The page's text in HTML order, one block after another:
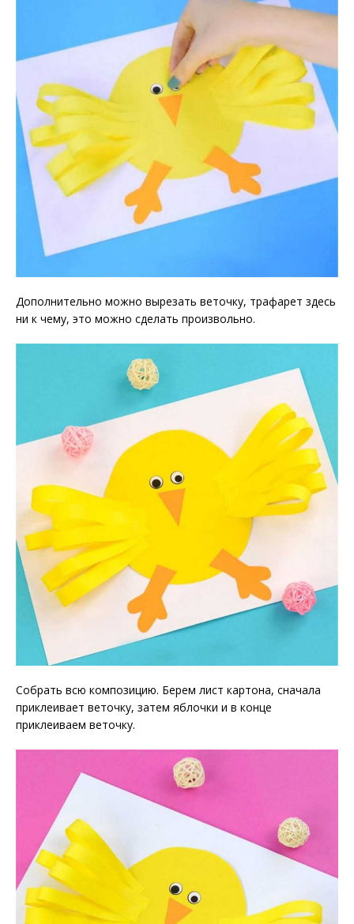
Дополнительно можно вырезать веточку, трафарет здесь
ни к чему, это можно сделать произвольно.
Собрать всю композицию. Берем лист картона, сначала
приклеивает веточку, затем яблочки и в конце
приклеиваем веточку.